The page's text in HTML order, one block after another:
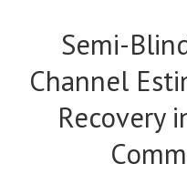
Semi-
Channel
Recovery